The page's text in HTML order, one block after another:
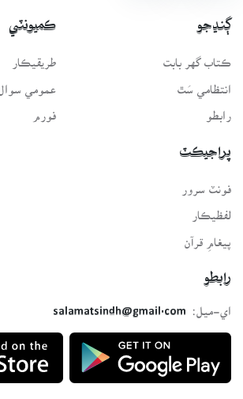
ڳنڍجو
ڪتاب گهر بابت
انتظامي سَٿ
رابطو
ڪميونٽي
طريقيڪار
عمومي سوال
فورم
پراجيڪٽ
لفظيڪار
پيغامِ قرآن
رابطو
اي-ميل:
salamatsindh@gmail.com